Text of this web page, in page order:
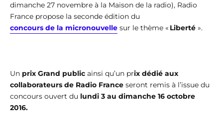
dimanche 27 novembre à la Maison de la radio), Radio
France propose la seconde édition du
concours de la micronouvelle sur le thème « Liberté ».
Un prix Grand public ainsi qu’un prix dédié aux
collaborateurs de Radio France seront remis à l’issue du
concours ouvert du lundi 3 au dimanche 16 octobre
2016.